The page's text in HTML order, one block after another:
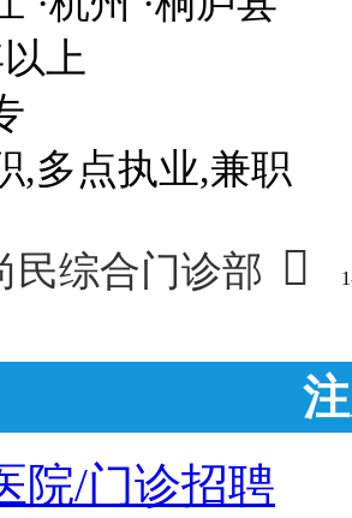
上
,多点执业,兼职
民综合门诊部 
院/门诊招聘